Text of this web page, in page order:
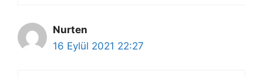
Nurten
16 Eylül 2021 22:27